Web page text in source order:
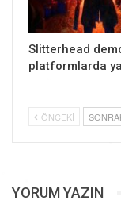
Slitterhead
platformlarda
ÖNCEKI
YORUM YAZIN